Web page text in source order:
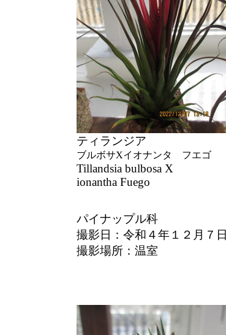
ティランジア
ブルボサXイオナンタ フエゴ
Tillandsia bulbosa X
ionantha Fuego
パイナップル科
撮影日：令和４年１２月７日
撮影場所：温室